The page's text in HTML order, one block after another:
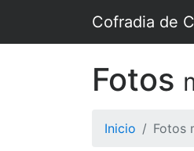
Cofradia de
Fotos
Inicio Fotos